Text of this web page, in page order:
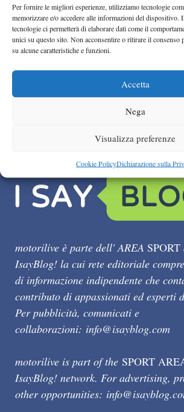
Per fornire le migliori esperienze, utilizziamo tecnologie
memorizzare e/o accedere alle informazioni del dispositivo.
tecnologie ci permetterà di elaborare dati come il
unici su questo sito. Non acconsentire o ritirare il consenso
su alcune caratteristiche e funzioni.
Accetta
Nega
Visualizza preferenze
Cookie PolicyDichiarazione sulla
termine
Ufficiale l’arrivo degli stop
obbligatori in Italia
Le caratteristiche del motore Turbo
motorilive è parte dell' AREA SPORT
IsayBlog! la cui rete editoriale
di informazione indipendente che
contributo di appassionati ed esperti
Per pubblicità, comunicati e
collaborazioni: info@isayblog.com
motorilive is part of the SPORT
IsayBlog! network. For advertising,
other opportunities: